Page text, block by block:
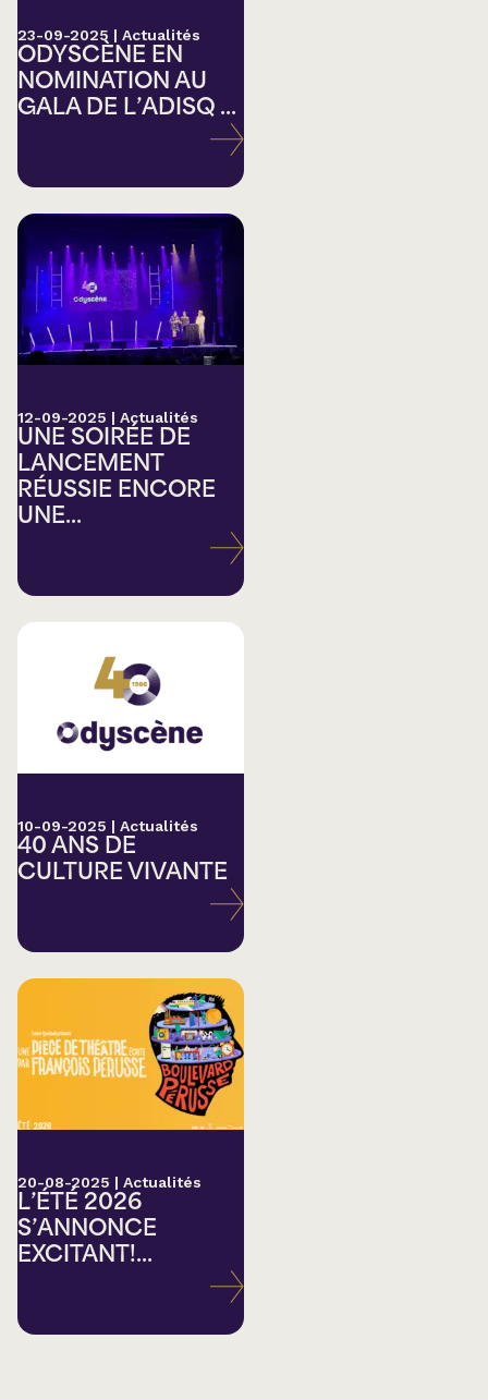
23-09-2025 | Actualités
ODYSCÈNE EN
NOMINATION AU
GALA DE L’ADISQ ...
12-09-2025 | Actualités
UNE SOIRÉE DE
LANCEMENT
RÉUSSIE ENCORE
UNE...
10-09-2025 | Actualités
40 ANS DE
CULTURE VIVANTE
20-08-2025 | Actualités
L’ÉTÉ 2026
S’ANNONCE
EXCITANT!...